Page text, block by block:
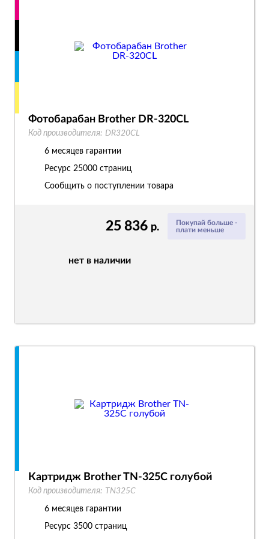
Покупай больше -
плати меньше
25 836 р.
нет в наличии
Фотобарабан Brother DR-320CL
Код производителя: DR320CL
6 месяцев гарантии
Ресурс 25000 страниц
Сообщить о поступлении товара
Картридж Brother TN-325C голубой
Код производителя: TN325C
6 месяцев гарантии
Ресурс 3500 страниц